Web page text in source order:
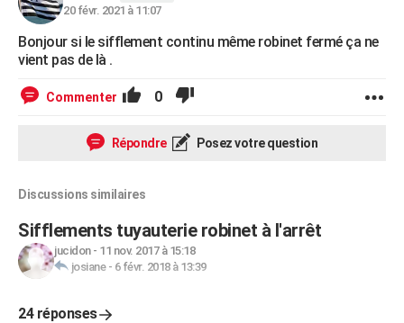
AVIS DE DÉCÈS
FORUM
20 févr. 2021 à 11:07
Bonjour si le sifflement continu même robinet fermé ça ne
vient pas de là .
Commenter 0
Répondre Posez votre question
Discussions similaires
Sifflements tuyauterie robinet à l'arrêt
jucidon- 11 nov. 2017 à 15:18
josiane- 6 févr. 2018 à 13:39
24 réponses